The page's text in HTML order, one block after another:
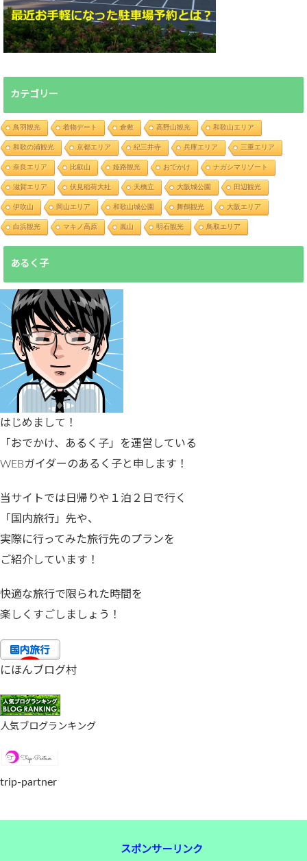
カテゴリー
鳥羽観光 着物デート 倉敷 高野山観光 和歌山エリア
和歌の浦観光 京都エリア 紀三井寺 兵庫エリア 三重エリア
奈良エリア 比叡山 姫路観光 おでかけ ナガシマリゾート
滋賀エリア 伏見稲荷大社 天橋立 大阪城公園 田辺観光
伊吹山 岡山エリア 和歌山城公園 舞鶴観光 大阪エリア
白浜観光 マキノ高原 嵐山 明石観光 鳥取エリア
あるく子
はじめまして！
「おでかけ、あるく子」を運営している
WEBガイダーのあるく子と申します！
当サイトでは日帰りや１泊２日で行く
「国内旅行」先や、
実際に行ってみた旅行先のプランを
ご紹介しています！
快適な旅行で限られた時間を
楽しくすごしましょう！
にほんブログ村
人気ブログランキング
trip-partner
スポンサーリンク